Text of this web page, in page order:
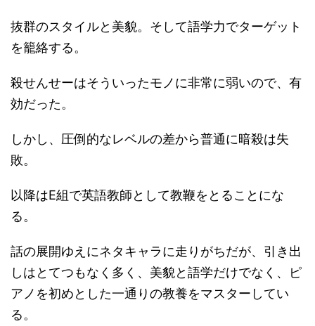
抜群のスタイルと美貌。そして語学力でターゲット
を籠絡する。
殺せんせーはそういったモノに非常に弱いので、有
効だった。
しかし、圧倒的なレベルの差から普通に暗殺は失
敗。
以降はE組で英語教師として教鞭をとることにな
る。
話の展開ゆえにネタキャラに走りがちだが、引き出
しはとてつもなく多く、美貌と語学だけでなく、ピ
アノを初めとした一通りの教養をマスターしてい
る。